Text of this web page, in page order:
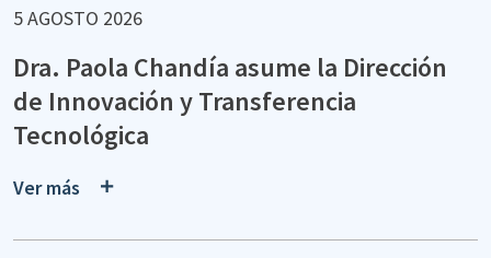
5 AGOSTO 2026
Dra. Paola Chandía asume la Dirección
de Innovación y Transferencia
Tecnológica
Ver más